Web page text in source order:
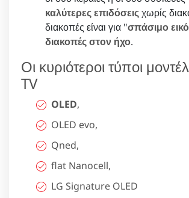
καλύτερες επιδόσειςχωρίς
διακοπές είναι για "σπάσιμο
διακοπές στον ήχο.
Οι κυριότεροι τύποι
TV
OLED,
OLED evo,
Qned,
flat Nanocell,
LG Signature OLED